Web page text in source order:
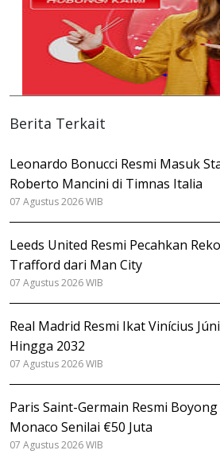
Berita Terkait
Leonardo Bonucci Resmi Masuk
Roberto Mancini di Timnas Italia
07 Agustus 2026 WIB
Leeds United Resmi Pecahkan
Trafford dari Man City
07 Agustus 2026 WIB
Real Madrid Resmi Ikat Vinícius
Hingga 2032
07 Agustus 2026 WIB
Paris Saint-Germain Resmi
Monaco Senilai €50 Juta
07 Agustus 2026 WIB